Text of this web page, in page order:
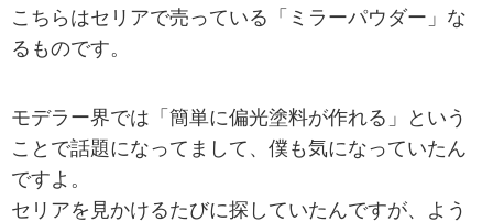
こちらはセリアで売っている「ミラーパウダー」な
るものです。
モデラー界では「簡単に偏光塗料が作れる」という
ことで話題になってまして、僕も気になっていたん
ですよ。
セリアを見かけるたびに探していたんですが、よう